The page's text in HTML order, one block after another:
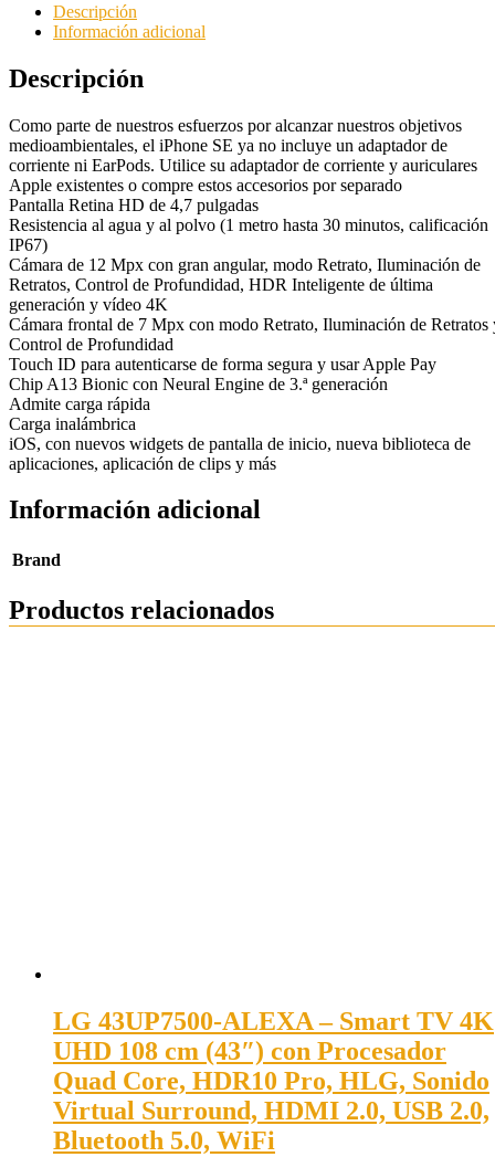
Descripción
Información adicional
Descripción
Como parte de nuestros esfuerzos por alcanzar nuestros objetivos
medioambientales, el iPhone SE ya no incluye un adaptador de
corriente ni EarPods. Utilice su adaptador de corriente y auriculares
Apple existentes o compre estos accesorios por separado
Pantalla Retina HD de 4,7 pulgadas
Resistencia al agua y al polvo (1 metro hasta 30 minutos, calificación
IP67)
Cámara de 12 Mpx con gran angular, modo Retrato, Iluminación de
Retratos, Control de Profundidad, HDR Inteligente de última
generación y vídeo 4K
Cámara frontal de 7 Mpx con modo Retrato, Iluminación de Retratos
Control de Profundidad
Touch ID para autenticarse de forma segura y usar Apple Pay
Chip A13 Bionic con Neural Engine de 3.ª generación
Admite carga rápida
Carga inalámbrica
iOS, con nuevos widgets de pantalla de inicio, nueva biblioteca de
aplicaciones, aplicación de clips y más
Información adicional
Brand
Productos relacionados
LG 43UP7500-ALEXA – Smart TV 4K
UHD 108 cm (43″) con Procesador
Quad Core, HDR10 Pro, HLG, Sonido
Virtual Surround, HDMI 2.0, USB 2.0,
Bluetooth 5.0, WiFi